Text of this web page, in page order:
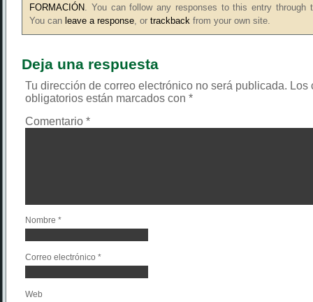
FORMACIÓN. You can follow any responses to this entry through
You can leave a response, or trackback from your own site.
Deja una respuesta
Tu dirección de correo electrónico no será publicada. Los
obligatorios están marcados con *
Comentario *
Nombre *
Correo electrónico *
Web